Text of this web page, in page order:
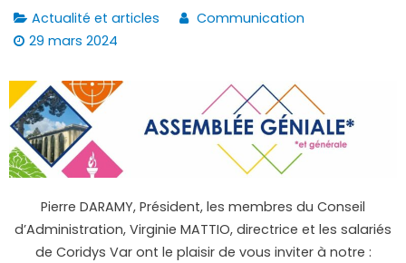
Actualité et articles
Communication
29 mars 2024
Pierre DARAMY, Président, les membres du Conseil
d’Administration, Virginie MATTIO, directrice et les salariés
de Coridys Var ont le plaisir de vous inviter à notre :